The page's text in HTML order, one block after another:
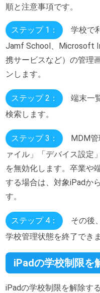
順と注意事項です。
ステップ 1：
学校で
Jamf School、Microsoft
携サービスなど）の管理
ンします。
ステップ 2：
端末一
検索します。
ステップ 3：
MDM
ァイル」「デバイス設定
を無効化します。卒業や
する場合は、対象iPadか
す。
ステップ 4：
その後
学校管理状態を終了できま
iPadの学校制限を
iPadの学校制限を解除す